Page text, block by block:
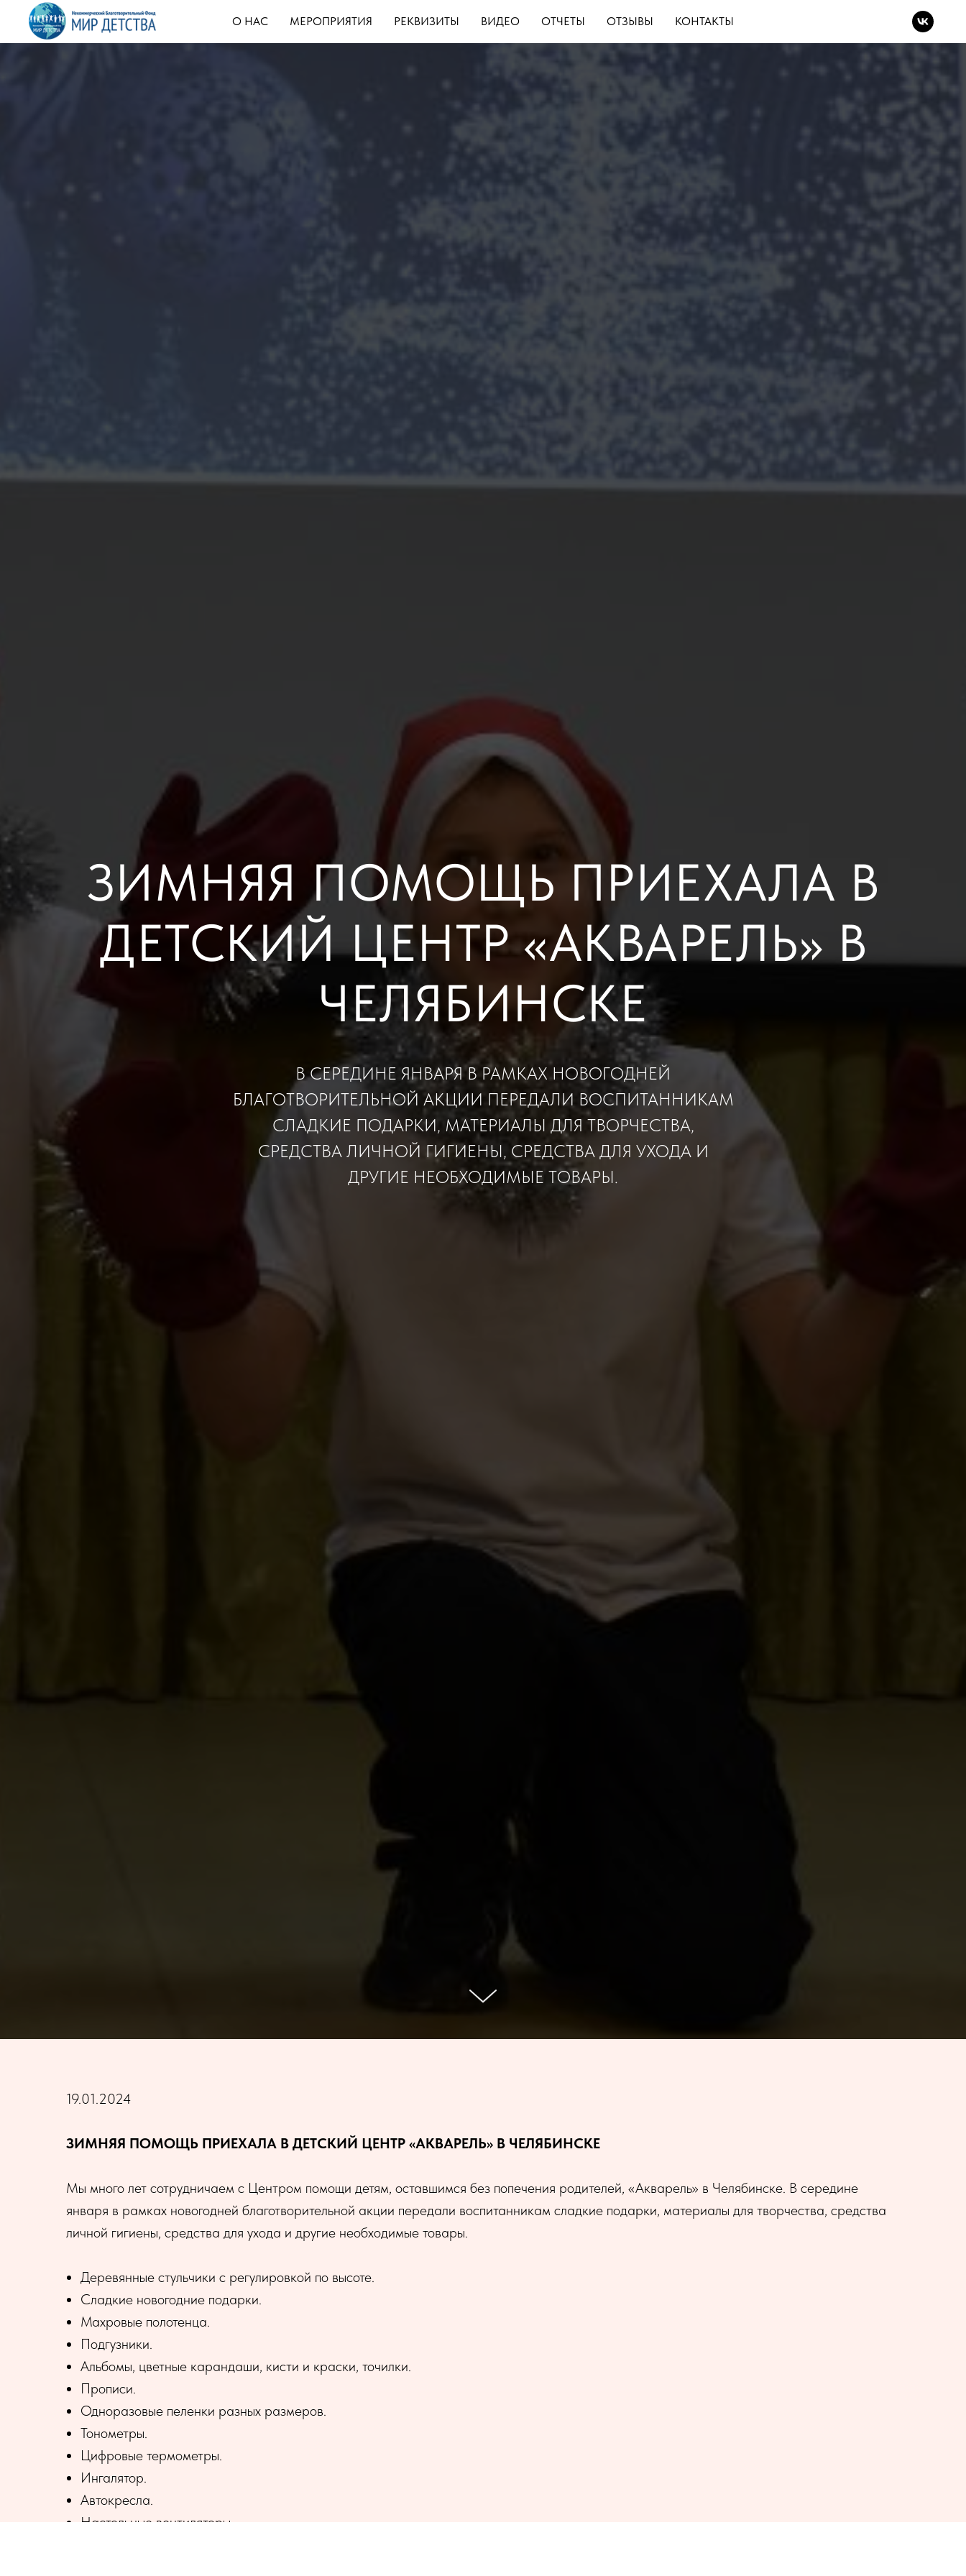
О НАС МЕРОПРИЯТИЯ РЕКВИЗИТЫ ВИДЕО ОТЧЕТЫ ОТЗЫВЫ КОНТАКТЫ
ЗИМНЯЯ ПОМОЩЬ ПРИЕХАЛА В
ДЕТСКИЙ ЦЕНТР «АКВАРЕЛЬ» В
ЧЕЛЯБИНСКЕ
В СЕРЕДИНЕ ЯНВАРЯ В РАМКАХ НОВОГОДНЕЙ
БЛАГОТВОРИТЕЛЬНОЙ АКЦИИ ПЕРЕДАЛИ ВОСПИТАННИКАМ
СЛАДКИЕ ПОДАРКИ, МАТЕРИАЛЫ ДЛЯ ТВОРЧЕСТВА,
СРЕДСТВА ЛИЧНОЙ ГИГИЕНЫ, СРЕДСТВА ДЛЯ УХОДА И
ДРУГИЕ НЕОБХОДИМЫЕ ТОВАРЫ.
19.01.2024
ЗИМНЯЯ ПОМОЩЬ ПРИЕХАЛА В ДЕТСКИЙ ЦЕНТР «АКВАРЕЛЬ» В ЧЕЛЯБИНСКЕ
Мы много лет сотрудничаем с Центром помощи детям, оставшимся без попечения родителей, «Акварель» в Челябинске. В середине
января в рамках новогодней благотворительной акции передали воспитанникам сладкие подарки, материалы для творчества, средства
личной гигиены, средства для ухода и другие необходимые товары.
Деревянные стульчики с регулировкой по высоте.
Сладкие новогодние подарки.
Махровые полотенца.
Подгузники.
Альбомы, цветные карандаши, кисти и краски, точилки.
Прописи.
Одноразовые пеленки разных размеров.
Тонометры.
Цифровые термометры.
Ингалятор.
Автокресла.
Настольные вентиляторы.